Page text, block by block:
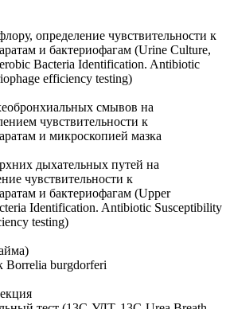
определение чувствительности к
и бактериофагам (Urine Culture,
Bacteria Identification. Antibiotic
efficiency testing)
смывов на
чувствительности к
и микроскопией мазка
дыхательных путей на
чувствительности к
и бактериофагам (Upper
Identification. Antibiotic Susceptibility
testing)
Borrelia burgdorferi